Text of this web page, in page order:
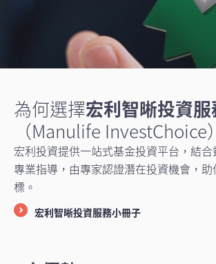
為何選擇宏利智晰投資
（Manulife InvestChoice）
宏利投資提供一站式基金投資平台，結
專業指導，由專家認證潛在投資機會，助
標。
宏利智晰投資服務小冊子